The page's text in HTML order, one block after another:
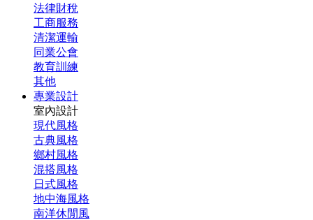
法律財稅
工商服務
清潔運輸
同業公會
教育訓練
其他
專業設計
室內設計
現代風格
古典風格
鄉村風格
混搭風格
日式風格
地中海風格
南洋休閒風